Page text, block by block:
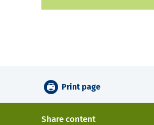
Print page
Share content